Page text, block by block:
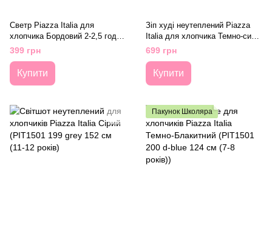
Светр Piazza Italia для
хлопчика Бордовий 2-2,5 года
(92 см) Код: PIT1501 218 bordo
399 грн
Купити
Зіп худі неутеплений Piazza
Italia для хлопчика Темно-синій
9-10 лет (140 см) (pit1501 341
d-blue)
699 грн
Купити
Пакунок Школяра